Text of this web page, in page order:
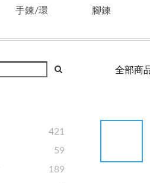
手鍊/環 腳鍊
421
59
189
全部商